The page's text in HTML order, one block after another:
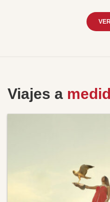
Viajes a